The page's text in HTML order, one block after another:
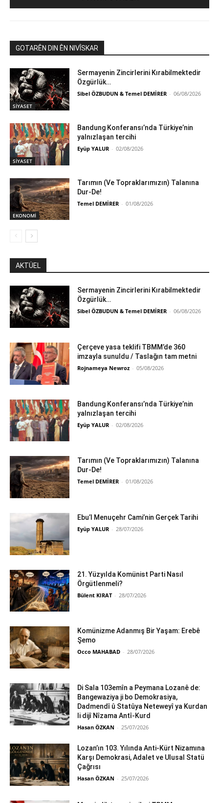
GOTARÊN DIN ÊN NIVÎSKAR
SİYASET
Sermayenin Zincirlerini Kırabilmektedir
Özgürlük…
Sibel ÖZBUDUN & Temel DEMİRER - 06/08/2026
SİYASET
Bandung Konferansı’nda Türkiye’nin
yalnızlaşan tercihi
Eyüp YALUR - 02/08/2026
EKONOMİ
Tarımın (Ve Topraklarımızın) Talanına
Dur-De!
Temel DEMİRER - 01/08/2026
AKTÜEL
Sermayenin Zincirlerini Kırabilmektedir
Özgürlük…
Sibel ÖZBUDUN & Temel DEMİRER - 06/08/2026
Çerçeve yasa teklifi TBMM’de 360
imzayla sunuldu / Taslağın tam metni
Rojnameya Newroz - 05/08/2026
Bandung Konferansı’nda Türkiye’nin
yalnızlaşan tercihi
Eyüp YALUR - 02/08/2026
Tarımın (Ve Topraklarımızın) Talanına
Dur-De!
Temel DEMİRER - 01/08/2026
Ebu’l Menuçehr Cami’nin Gerçek Tarihi
Eyüp YALUR - 28/07/2026
21. Yüzyılda Komünist Parti Nasıl
Örgütlenmeli?
Bülent KIRAT - 28/07/2026
Komünizme Adanmış Bir Yaşam: Erebê
Şemo
Occo MAHABAD - 28/07/2026
Di Sala 103emîn a Peymana Lozanê de:
Bangewaziya ji bo Demokrasiya,
Dadmendî û Statûya Neteweyî ya Kurdan
li dijî Nîzama Antî-Kurd
Hasan ÖZKAN - 25/07/2026
Lozan’ın 103. Yılında Anti-Kürt Nizamına
Karşı Demokrasi, Adalet ve Ulusal Statü
Çağrısı
Hasan ÖZKAN - 25/07/2026